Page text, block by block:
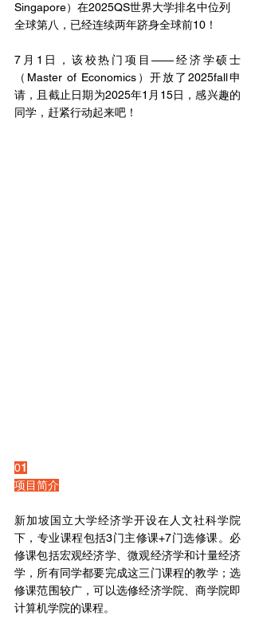
Singapore）在2025QS世界大学排名中位列
全球第八，已经连续两年跻身全球前10！
7月1日，该校热门项目——经济学硕士
（Master of Economics）开放了2025fall申
请，且截止日期为2025年1月15日，感兴趣的
同学，赶紧行动起来吧！
01
项目简介
新加坡国立大学经济学开设在人文社科学院
下，专业课程包括3门主修课+7门选修课。必
修课包括宏观经济学、微观经济学和计量经济
学，所有同学都要完成这三门课程的教学；选
修课范围较广，可以选修经济学院、商学院即
计算机学院的课程。